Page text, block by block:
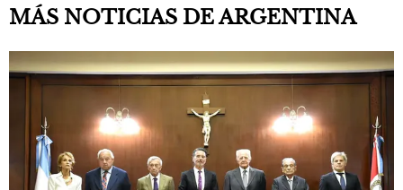
MÁS NOTICIAS DE ARGENTINA